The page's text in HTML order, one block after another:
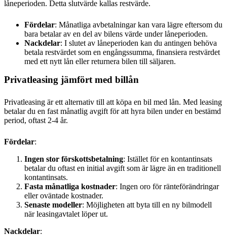
låneperioden. Detta slutvärde kallas restvärde.
Fördelar: Månatliga avbetalningar kan vara lägre eftersom du
bara betalar av en del av bilens värde under låneperioden.
Nackdelar: I slutet av låneperioden kan du antingen behöva
betala restvärdet som en engångssumma, finansiera restvärdet
med ett nytt lån eller returnera bilen till säljaren.
Privatleasing jämfört med billån
Privatleasing är ett alternativ till att köpa en bil med lån. Med leasing
betalar du en fast månatlig avgift för att hyra bilen under en bestämd
period, oftast 2-4 år.
Fördelar:
Ingen stor förskottsbetalning: Istället för en kontantinsats
betalar du oftast en initial avgift som är lägre än en traditionell
kontantinsats.
Fasta månatliga kostnader: Ingen oro för ränteförändringar
eller oväntade kostnader.
Senaste modeller: Möjligheten att byta till en ny bilmodell
när leasingavtalet löper ut.
Nackdelar: